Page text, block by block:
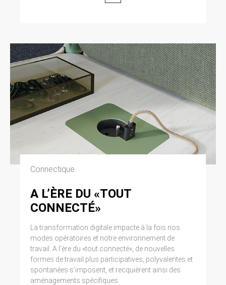
Connectique
A L’ÈRE DU «TOUT
CONNECTÉ»
La transformation digitale impacte à la fois nos
modes opératoires et notre environnement de
travail. A l’ère du «tout connecté», de nouvelles
formes de travail plus participatives, polyvalentes et
spontanées s’imposent, et recquièrent ainsi des
aménagements spécifiques.